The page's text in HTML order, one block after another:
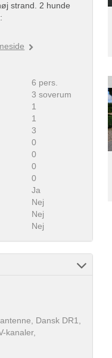
strand. 2 hunde
6 pers.
3 soverum
1
1
3
0
0
0
0
Ja
Nej
Nej
Nej
Dansk DR1,
kanaler,